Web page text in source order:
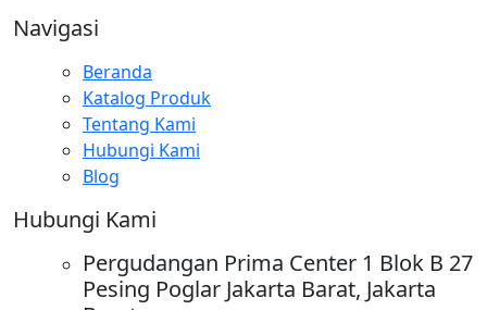
Navigasi
Beranda
Katalog Produk
Tentang Kami
Hubungi Kami
Blog
Hubungi Kami
Pergudangan Prima Center 1 Blok B 27
Pesing Poglar Jakarta Barat, Jakarta